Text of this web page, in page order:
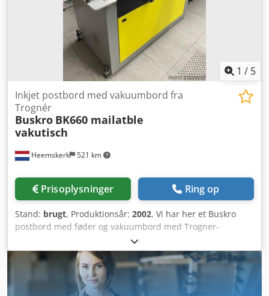
1 / 5
Heemskerk 521 km
Inkjet postbord med vakuumbord fra
Trognér
Buskro BK660 mailatble
vakutisch
Prisoplysninger Ring op
Stand: brugt, Produktionsår: 2002, Vi har her et Buskro
postbord med føder og vakuumbord med Trogner-
transportør til rådighed. Komplet med aflæggerbånd.
Postbordet har en vakuum-skubføder. Inkjet-modulet, der
aktuelt er monteret, fungerer stadig, men det er bedst at
udskifte det. Ved postbordet står et vakuummodul med
Trogner transportør. Anlægget leveres komplet med et